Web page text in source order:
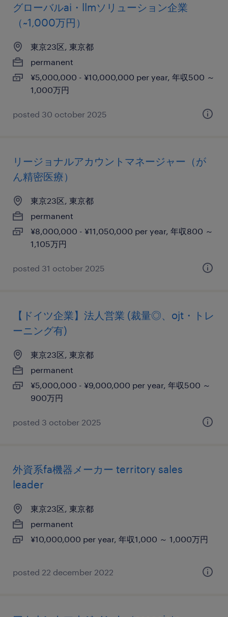
グローバルai・llmソリューション企業
（~1,000万円）
東京23区, 東京都
permanent
¥5,000,000 - ¥10,000,000 per year, 年収500 ～
1,000万円
posted 30 october 2025
リージョナルアカウントマネージャー（が
ん精密医療）
東京23区, 東京都
permanent
¥8,000,000 - ¥11,050,000 per year, 年収800 ～
1,105万円
posted 31 october 2025
【ドイツ企業】法人営業 (裁量◎、ojt・トレ
ーニング有)
東京23区, 東京都
permanent
¥5,000,000 - ¥9,000,000 per year, 年収500 ～
900万円
posted 3 october 2025
外資系fa機器メーカー territory sales
leader
東京23区, 東京都
permanent
¥10,000,000 per year, 年収1,000 ～ 1,000万円
posted 22 december 2022